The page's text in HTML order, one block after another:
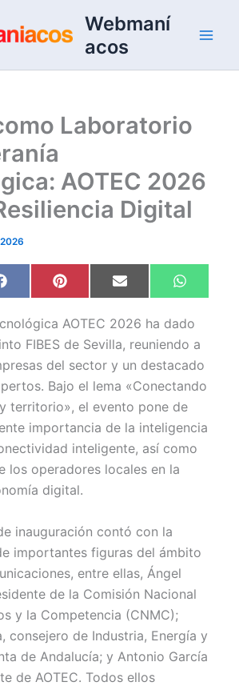
Webmaní
acos
Laboratorio
AOTEC 2026
Digital
Compartir
en
F
a
e
b
o
o
k
Compartir
en
P
i
t
e
r
e
s
Compartir
en
E
m
i
l
en
W
h
t
s
A
p
p
AOTEC 2026 ha dado
FIBES de Sevilla, reuniendo a
del sector y un destacado
Bajo el lema «Conectando
territorio», el evento pone de
importancia de la inteligencia
inteligente, así como
los operadores locales en la
digital.
inauguración contó con la
importantes figuras del ámbito
entre ellas, Ángel
de la Comisión Nacional
y la Competencia (CNMC);
consejero de Industria, Energía y
de Andalucía; y Antonio García
de AOTEC. Todos ellos